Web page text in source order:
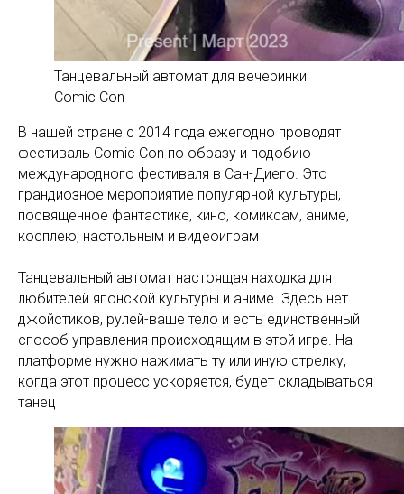
Танцевальный автомат для вечеринки
Comic Con
В нашей стране с 2014 года ежегодно проводят
фестиваль Comic Con по образу и подобию
международного фестиваля в Сан-Диего. Это
грандиозное мероприятие популярной культуры,
посвященное фантастике, кино, комиксам, аниме,
косплею, настольным и видеоиграм
Танцевальный автомат настоящая находка для
любителей японской культуры и аниме. Здесь нет
джойстиков, рулей-ваше тело и есть единственный
способ управления происходящим в этой игре. На
платформе нужно нажимать ту или иную стрелку,
когда этот процесс ускоряется, будет складываться
танец